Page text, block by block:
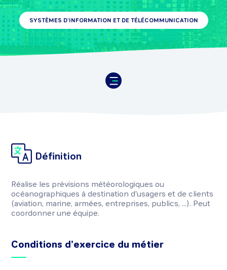
SYSTÈMES D'INFORMATION ET DE TÉLÉCOMMUNICATION
Définition
Réalise les prévisions météorologiques ou
océanographiques à destination d'usagers et de clients
(aviation, marine, armées, entreprises, publics, ...). Peut
coordonner une équipe.
Conditions d’exercice du métier